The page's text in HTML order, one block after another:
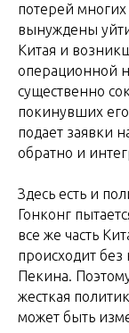
потерей
вынуждены
Китая и
операционной
существенно
покинувших
подает заявки
обратно и
Здесь есть и
Гонконг
все же часть
происходит без
Пекина.
жесткая
может быть